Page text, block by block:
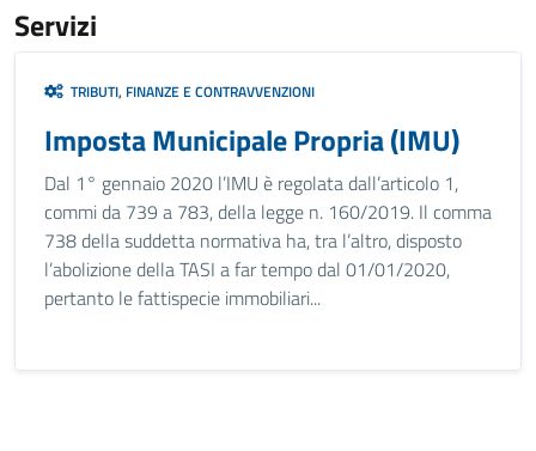
Servizi
TRIBUTI, FINANZE E CONTRAVVENZIONI
Imposta Municipale Propria (IMU)
Dal 1° gennaio 2020 l’IMU è regolata dall’articolo 1,
commi da 739 a 783, della legge n. 160/2019. Il comma
738 della suddetta normativa ha, tra l’altro, disposto
l’abolizione della TASI a far tempo dal 01/01/2020,
pertanto le fattispecie immobiliari...